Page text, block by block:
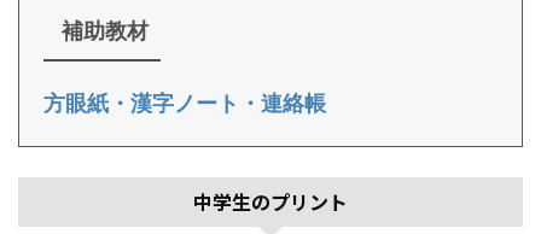
補助教材
方眼紙・漢字ノート・連絡帳
中学生のプリント